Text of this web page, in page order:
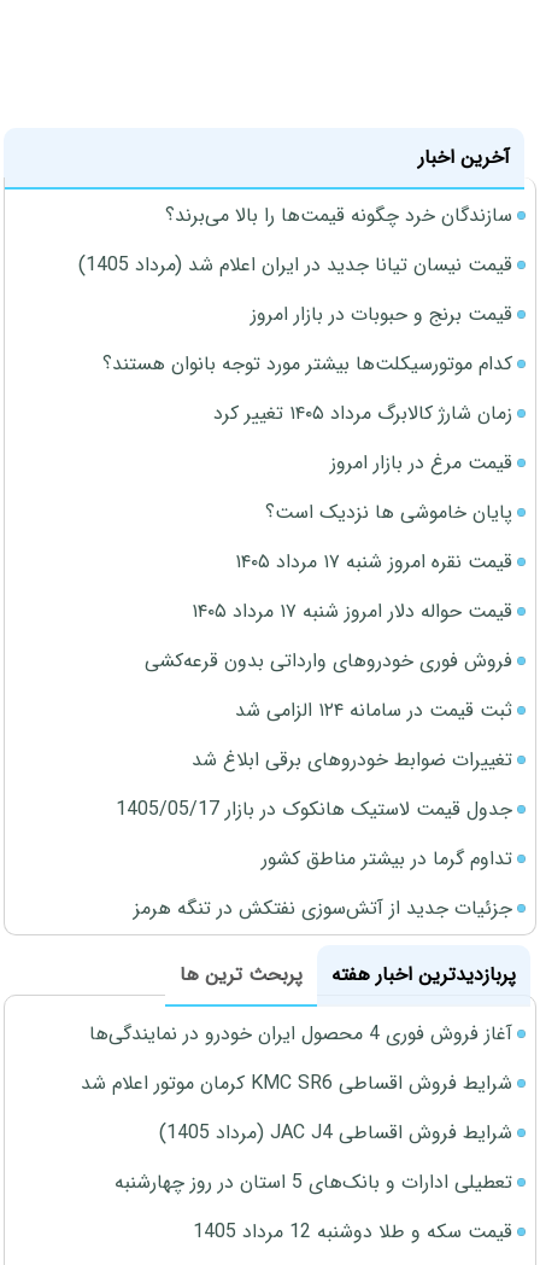
آخرین اخبار
سازندگان خرد چگونه قیمت‌ها را بالا می‌برند؟
قیمت نیسان تیانا جدید در ایران اعلام شد (مرداد 1405)
قیمت برنج و حبوبات در بازار امروز
کدام موتورسیکلت‌ها بیشتر مورد توجه بانوان هستند؟
زمان شارژ کالابرگ مرداد ۱۴۰۵ تغییر کرد
قیمت مرغ در بازار امروز
پایان خاموشی ها نزدیک است؟
قیمت نقره امروز شنبه ۱۷ مرداد ۱۴۰۵
قیمت حواله دلار امروز شنبه ۱۷ مرداد ۱۴۰۵
فروش فوری خودروهای وارداتی بدون قرعه‌کشی
ثبت قیمت در سامانه ۱۲۴ الزامی شد
تغییرات ضوابط خودروهای برقی ابلاغ شد
جدول قیمت لاستیک هانکوک در بازار 1405/05/17
تداوم گرما در بیشتر مناطق کشور
جزئیات جدید از آتش‌سوزی نفتکش در تنگه هرمز
پربازدیدترین اخبار هفته
پربحث ترین ها
آغاز فروش فوری 4 محصول ایران خودرو در نمایندگی‌ها
شرایط فروش اقساطی KMC SR6 کرمان موتور اعلام شد
شرایط فروش اقساطی JAC J4 (مرداد 1405)
تعطیلی ادارات و بانک‌های 5 استان در روز چهارشنبه
قیمت سکه و طلا دوشنبه 12 مرداد 1405